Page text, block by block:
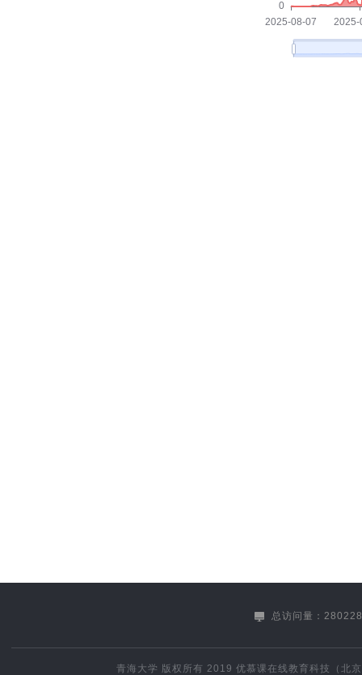
总访问量：
青海大学 版权所有 2019优慕课在线教育科技（北